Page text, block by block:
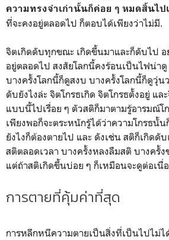
ความทรงจำเก่านั้นก็ค่อย ๆ หมดสิ้นไ
ที่จะคงอยู่ตลอดไป ก็ตอบได้เพียงว่าไม่มี.
จิตเกิดดับทุกขณะ เกิดขึ้นมาและก็ดับไป อ
อยู่ตลอดไป สงสัยโลกนี้คงร้อนเป็นไฟน่า
บางครั้งโลกนี้ก็ดูสงบ บางครั้งโลกนี้ก็ดูวุ่น
ดับยังไงล่ะ จิตโกรธเกิด จิตโกรธตั้งอยู่ แ
แบบนี้ไปเรื่อย ๆ ตัวสติก็มาตามรู้อารมณ์โ
เพียงพอก็จะตระหนักรู้ได้ว่าความโกรธนั้
ยังไงก็ต้องตายไป และ ดังเช่น สติก็เกิดดั
สติตลอดเวลา บางครั้งหลงลืมสติ บางครั้
แต่ถ้าสติเกิดขึ้นบ่อย ๆ ก็เหมือนจะดูต่อเนื่
การตายที่คุ้มค่าที่สุด
การหลีกหนีความตายเป็นสิ่งที่เป็นไปไม่ไ